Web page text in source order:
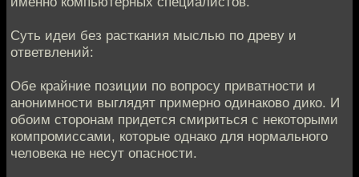
Суть идеи без расткания мыслью по древу и
ответвлений:
Обе крайние позиции по вопросу приватности и
анонимности выглядят примерно одинаково дико. И
обоим сторонам придется смириться с некоторыми
компромиссами, которые однако для нормального
человека не несут опасности.